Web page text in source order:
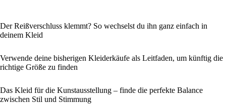
Der Reißverschluss klemmt? So wechselst du ihn ganz einfach in
deinem Kleid
Verwende deine bisherigen Kleiderkäufe als Leitfaden, um künftig die
richtige Größe zu finden
Das Kleid für die Kunstausstellung – finde die perfekte Balance
zwischen Stil und Stimmung